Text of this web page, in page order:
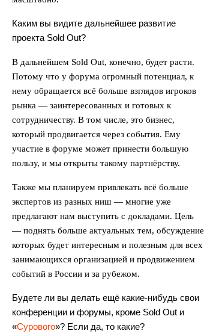
Каким вы видите дальнейшее развитие
проекта Sold Out?
В дальнейшем Sold Out, конечно, будет расти.
Потому что у форума огромный потенциал, к
нему обращается всё больше взглядов игроков
рынка — заинтересованных и готовых к
сотрудничеству. В том числе, это бизнес,
который продвигается через события. Ему
участие в форуме может принести большую
пользу, и мы открыты такому партнёрству.
Также мы планируем привлекать всё больше
экспертов из разных ниш — многие уже
предлагают нам выступить с докладами. Цель
— поднять больше актуальных тем, обсуждение
которых будет интересным и полезным для всех
занимающихся организацией и продвижением
событий в России и за рубежом.
Будете ли вы делать ещё какие-нибудь свои
конференции и форумы, кроме Sold Out и
«Сурового»? Если да, то какие?